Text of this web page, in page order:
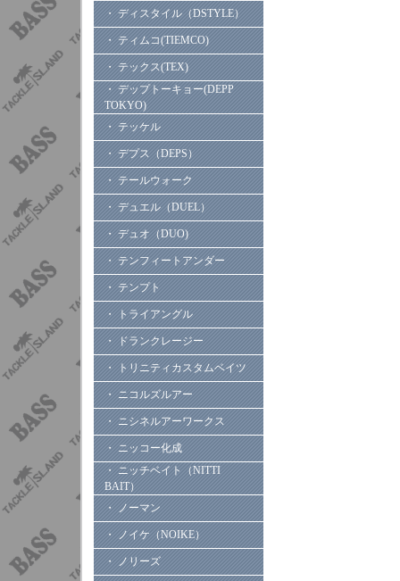
・ ディスタイル（DSTYLE）
・ ティムコ(TIEMCO)
・ テックス(TEX)
・ デップトーキョー(DEPP
TOKYO)
・ テッケル
・ デプス（DEPS）
・ テールウォーク
・ デュエル（DUEL）
・ デュオ（DUO)
・ テンフィートアンダー
・ テンプト
・ トライアングル
・ ドランクレージー
・ トリニティカスタムベイツ
・ ニコルズルアー
・ ニシネルアーワークス
・ ニッコー化成
・ ニッチベイト（NITTI
BAIT）
・ ノーマン
・ ノイケ（NOIKE）
・ ノリーズ